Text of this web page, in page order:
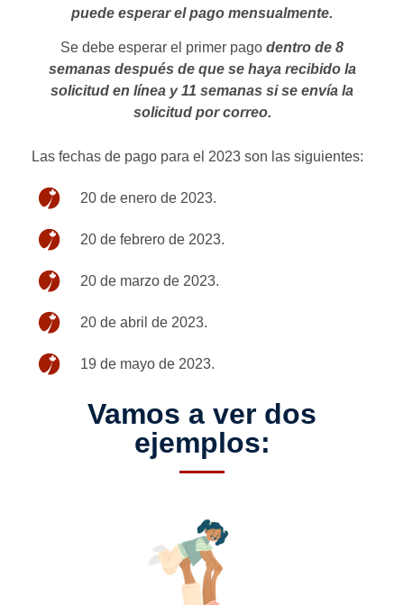
puede esperar el pago mensualmente.
Se debe esperar el primer pago dentro de 8
semanas después de que se haya recibido la
solicitud en línea y 11 semanas si se envía la
solicitud por correo.
Las fechas de pago para el 2023 son las siguientes:
20 de enero de 2023.
20 de febrero de 2023.
20 de marzo de 2023.
20 de abril de 2023.
19 de mayo de 2023.
Vamos a ver dos
ejemplos: